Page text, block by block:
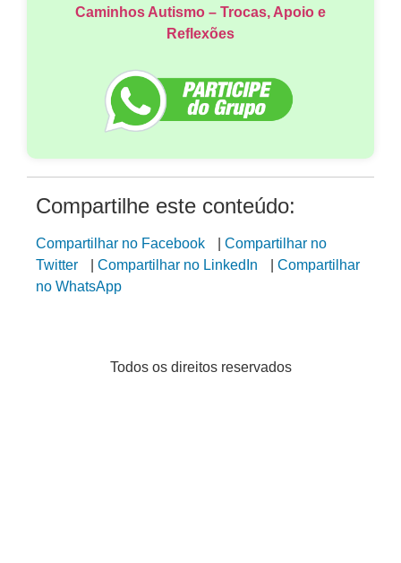
Caminhos Autismo – Trocas, Apoio e
Reflexões
Compartilhe este conteúdo:
Compartilhar no Facebook
Compartilhar no
Twitter
Compartilhar no LinkedIn
Compartilhar
no WhatsApp
Todos os direitos reservados